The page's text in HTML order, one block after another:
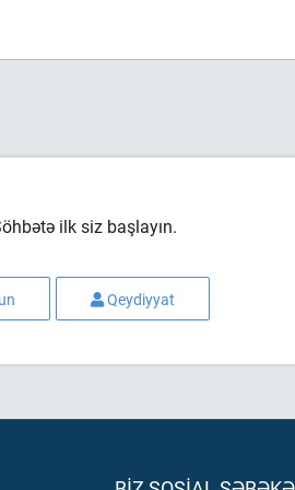
ilk siz başlayın.
Qeydiyyat